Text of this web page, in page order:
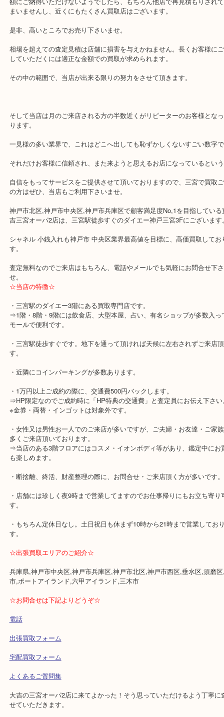
もちろん当店は気持ちよく、ご納得してご売却していただくことを
えして接客させて頂いておりますが、中には期待してせっかく遠い
たのに！と査定金額に不満の方も実際にはおられます。
大変残念ではございますが、当店も精一杯のご提示はさせて頂いた
額にご納得いただけないようでしたら、もちろん他店で再見積もり
まいませんし、近くにもたくさん買取店はございます。
相場を超えての査定見積は店舗に損害を与えかねません。長くお客
していただくには適正な金額での買取が求められます。
その中の範囲で、当店が出来る限りの努力をさせて頂きます。
そして当店は月のご来店される方の半数近くがリピーターのお客様
ります。
一見様の多い業界で、これはどこへ出しても恥ずかしくないすごい
それだけお客様に信頼され、また来ようと思えるお店になっている
の方はぜひ、当店もご利用下さいませ。
神戸市北区,神戸市中央区,神戸市兵庫区で顧客満足度No,1を目指し
吉三宮オーパ2店は、三宮駅徒歩すぐのダイエー神戸三宮3Fにござ
シャネル 小銭入れも神戸市 中央区業界最高値を目標に、高価買取
す。
査定無料なのでご来店はもちろん、電話やメールでも気軽にお問合
☆当店の特徴☆
・三宮駅のダイエー3階にある買取専門店です。
⇒1階・8階・9階には飲食店、大型本屋、占い、有名ショップが多
モールで便利です。
・三宮駅徒歩すぐです。地下を通って頂ければ天候に左右されずご
す。
・近隣にコインパーキングが多数あります。
⇒HP限定なのでご成約時に「HP特典の交通費」と査定員にお伝え
※金券・両替・インゴットは対象外です。
・女性又は男性お一人でのご来店が多いですが、ご夫婦・お友達・
多くご来店頂いております。
も楽しめます。
・断捨離、終活、財産整理の際に、お問合せ・ご来店頂く方が多い
・店舗には珍しく夜9時まで営業してますのでお仕事帰りにもお立
す。
す。
☆出張買取エリアのご紹介☆
兵庫県,神戸市中央区,神戸市兵庫区,神戸市北区,神戸市西区,垂水区,
☆お問合せは下記よりどうぞ☆